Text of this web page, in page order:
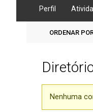
Perfil
ORDENAR
do
Nenhuma